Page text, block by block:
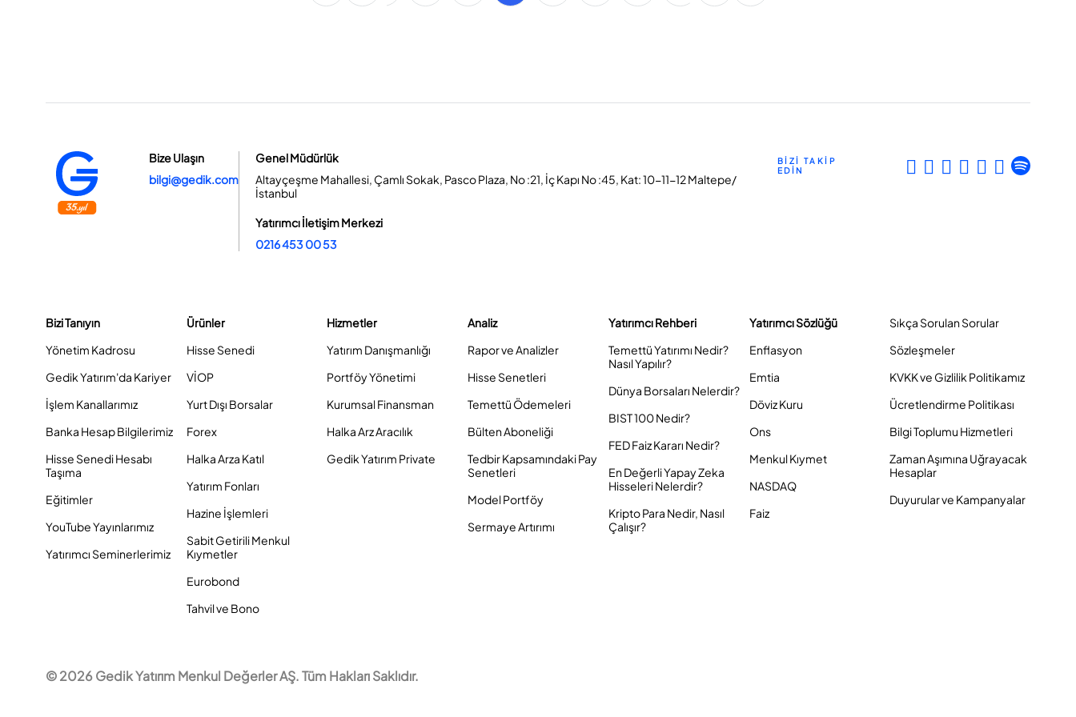
Bize Ulaşın
bilgi@gedik.com
Genel Müdürlük
Altayçeşme Mahallesi, Çamlı Sokak, Pasco Plaza, No :21, İç Kapı No :45, Kat: 10-11-12 Maltepe/
İstanbul
Yatırımcı İletişim Merkezi
0216 453 00 53
BİZİ TAKİP
EDİN
Bizi Tanıyın
Yönetim Kadrosu
Gedik Yatırım'da Kariyer
İşlem Kanallarımız
Banka Hesap Bilgilerimiz
Hisse Senedi Hesabı
Taşıma
Eğitimler
YouTube Yayınlarımız
Yatırımcı Seminerlerimiz
Ürünler
Hisse Senedi
VİOP
Yurt Dışı Borsalar
Forex
Halka Arza Katıl
Yatırım Fonları
Hazine İşlemleri
Sabit Getirili Menkul
Kıymetler
Eurobond
Tahvil ve Bono
Hizmetler
Yatırım Danışmanlığı
Portföy Yönetimi
Kurumsal Finansman
Halka Arz Aracılık
Gedik Yatırım Private
Analiz
Rapor ve Analizler
Hisse Senetleri
Temettü Ödemeleri
Bülten Aboneliği
Tedbir Kapsamındaki Pay
Senetleri
Model Portföy
Sermaye Artırımı
Yatırımcı Rehberi
Temettü Yatırımı Nedir?
Nasıl Yapılır?
Dünya Borsaları Nelerdir?
BIST 100 Nedir?
FED Faiz Kararı Nedir?
En Değerli Yapay Zeka
Hisseleri Nelerdir?
Kripto Para Nedir, Nasıl
Çalışır?
Yatırımcı Sözlüğü
Enflasyon
Emtia
Döviz Kuru
Ons
Menkul Kıymet
NASDAQ
Faiz
Sıkça Sorulan Sorular
Sözleşmeler
KVKK ve Gizlilik Politikamız
Ücretlendirme Politikası
Bilgi Toplumu Hizmetleri
Zaman Aşımına Uğrayacak
Hesaplar
Duyurular ve Kampanyalar
© 2026 Gedik Yatırım Menkul Değerler AŞ. Tüm Hakları Saklıdır.